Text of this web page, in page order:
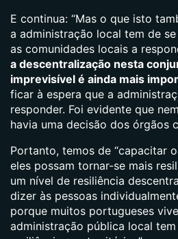
E continua: “Mas o que isto
a administração local tem de
as comunidades locais a
a descentralização nesta
imprevisível é ainda mais
ficar à espera que a
responder. Foi evidente que
havia uma decisão dos órgãos
Portanto, temos de “capacitar
eles possam tornar-se mais
um nível de resiliência
dizer às pessoas
porque muitos portugueses
administração pública local